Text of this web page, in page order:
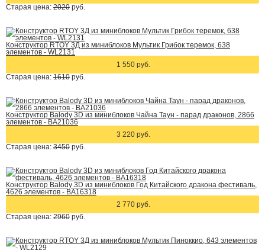
Старая цена: 2020 руб.
Конструктор RTOY 3Д из миниблоков Мультик Грибок теремок, 638
элементов - WL2131
1 550 руб.
Старая цена: 1610 руб.
Конструктор Balody 3D из миниблоков Чайна Таун - парад драконов, 2866
элементов - BA21036
3 220 руб.
Старая цена: 3450 руб.
Конструктор Balody 3D из миниблоков Год Китайского дракона фестиваль,
4626 элементов - BA16318
2 770 руб.
Старая цена: 2960 руб.